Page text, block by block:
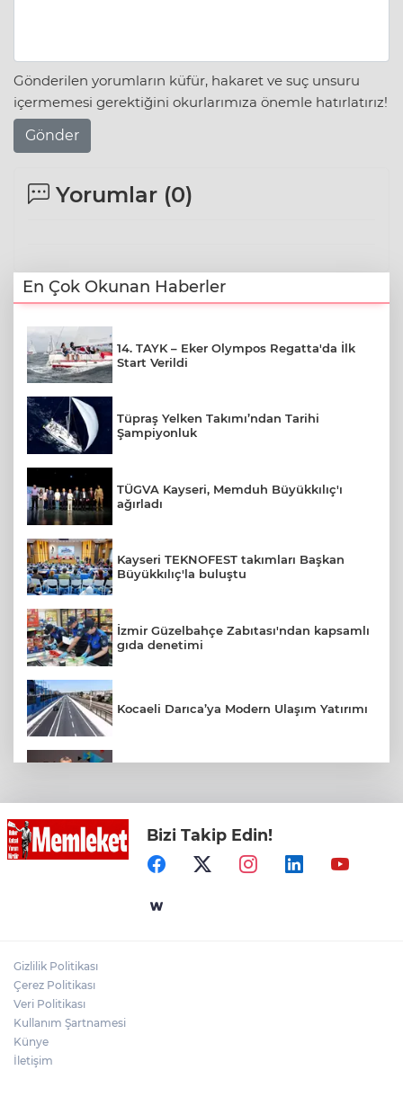
Gönderilen yorumların küfür, hakaret ve suç unsuru
içermemesi gerektiğini okurlarımıza önemle hatırlatırız!
Gönder
Yorumlar (0)
En Çok Okunan Haberler
14. TAYK – Eker Olympos Regatta'da İlk
Start Verildi
Tüpraş Yelken Takımı’ndan Tarihi
Şampiyonluk
TÜGVA Kayseri, Memduh Büyükkılıç'ı
ağırladı
Kayseri TEKNOFEST takımları Başkan
Büyükkılıç'la buluştu
İzmir Güzelbahçe Zabıtası'ndan kapsamlı
gıda denetimi
Kocaeli Darıca’ya Modern Ulaşım Yatırımı
Bursa’da TEKNOSAB KOBİ OSB tanıtıldı...
Bursa’nın kalkınma yolculuğunda yeni
dönem
Bizi Takip Edin!
Gizlilik Politikası
Çerez Politikası
Veri Politikası
Kullanım Şartnamesi
Künye
İletişim